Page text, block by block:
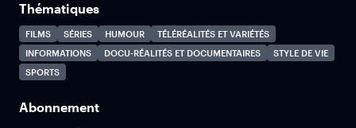
Thématiques
FILMS SÉRIES HUMOUR
TÉLÉRÉALITÉS ET VARIÉTÉS
INFORMATIONS
DOCU-RÉALITÉS ET DOCUMENTAIRES
STYLE DE VIE
SPORTS
Abonnement